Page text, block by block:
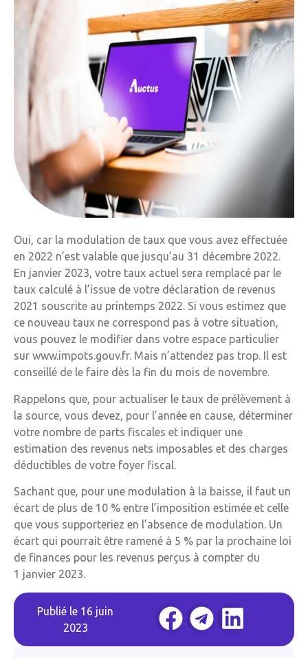
Oui, car la modulation de taux que vous avez effectuée
en 2022 n’est valable que jusqu’au 31 décembre 2022.
En janvier 2023, votre taux actuel sera remplacé par le
taux calculé à l’issue de votre déclaration de revenus
2021 souscrite au printemps 2022. Si vous estimez que
ce nouveau taux ne correspond pas à votre situation,
vous pouvez le modifier dans votre espace particulier
sur www.impots.gouv.fr. Mais n’attendez pas trop. Il est
conseillé de le faire dès la fin du mois de novembre.
Rappelons que, pour actualiser le taux de prélèvement à
la source, vous devez, pour l’année en cause, déterminer
votre nombre de parts fiscales et indiquer une
estimation des revenus nets imposables et des charges
déductibles de votre foyer fiscal.
Sachant que, pour une modulation à la baisse, il faut un
écart de plus de 10 % entre l’imposition estimée et celle
que vous supporteriez en l’absence de modulation. Un
écart qui pourrait être ramené à 5 % par la prochaine loi
de finances pour les revenus perçus à compter du
1 janvier 2023.
Publié le 16 juin
2023